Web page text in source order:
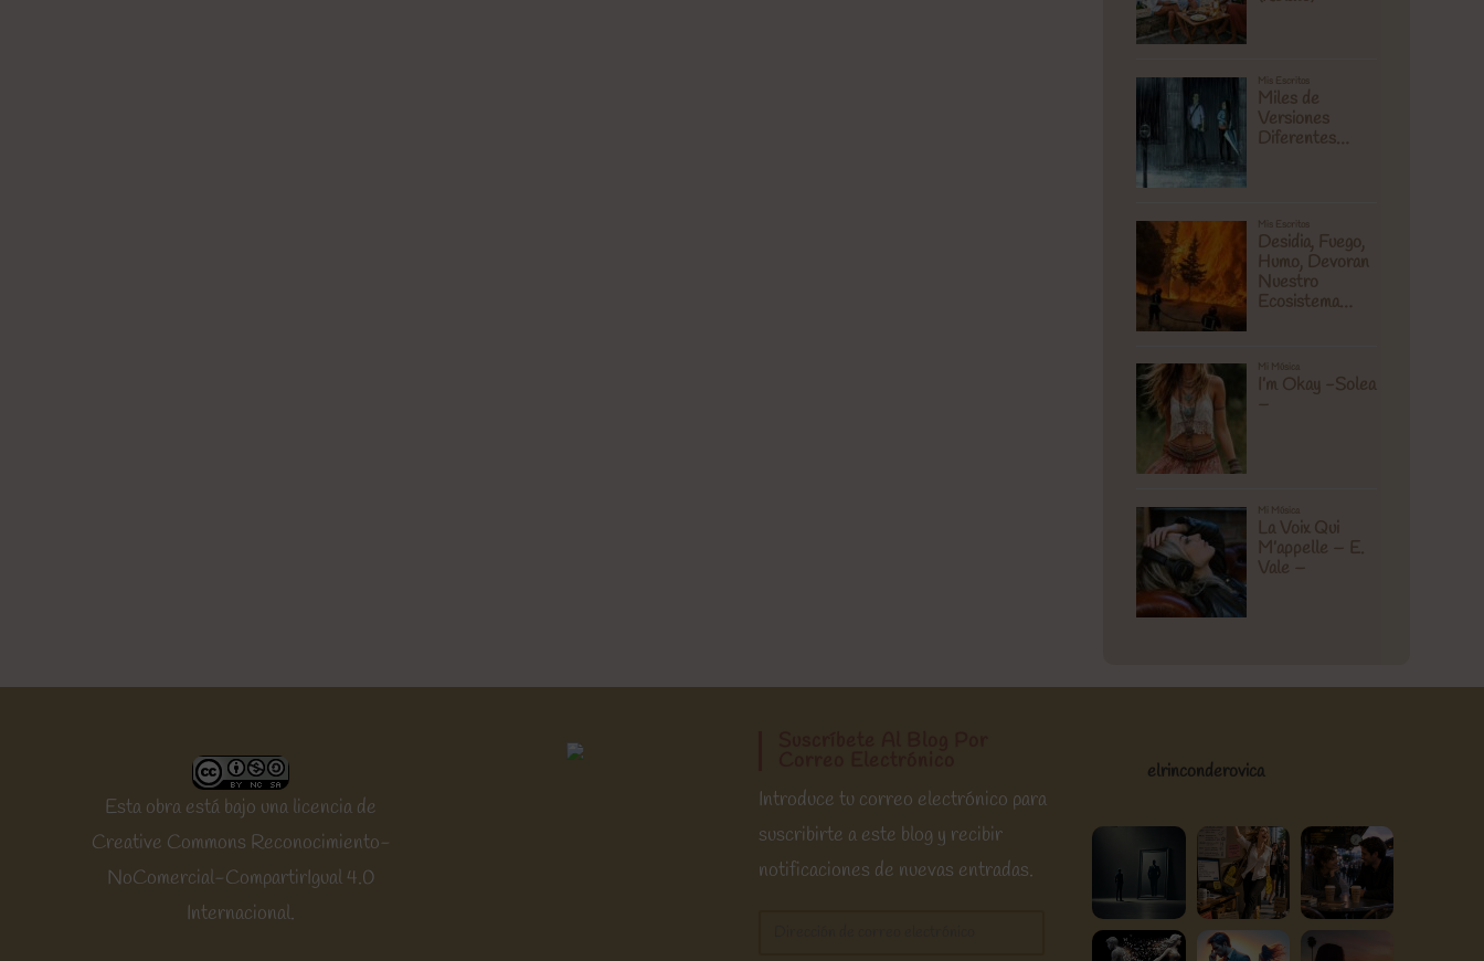
Esta obra está bajo una licencia de
Creative Commons Reconocimiento-
NoComercial-CompartirIgual 4.0
Internacional.
Introduce tu correo electrónico para
suscribirte a este blog y recibir
notificaciones de nuevas entradas.
elrinconderovica